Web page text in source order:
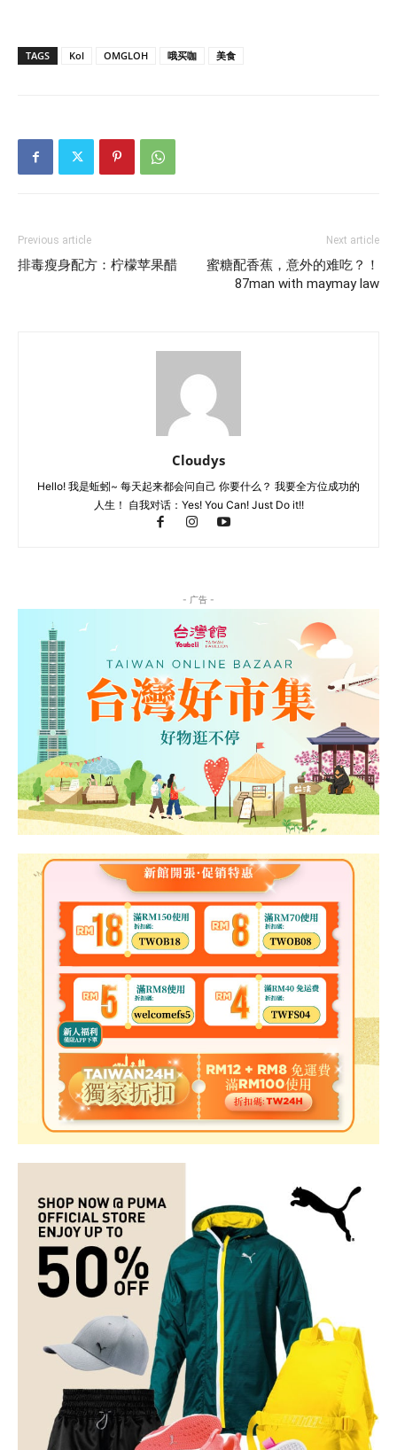
TAGS Kol OMGLOH 哦买咖 美食
Previous article
排毒瘦身配方：柠檬苹果醋
Next article
蜜糖配香蕉，意外的难吃？！
87man with maymay law
Cloudys
Hello! 我是蚯蚓~ 每天起来都会问自己 你要什么？ 我要全方位成功的
人生！ 自我对话：Yes! You Can! Just Do it!!
- 广告 -